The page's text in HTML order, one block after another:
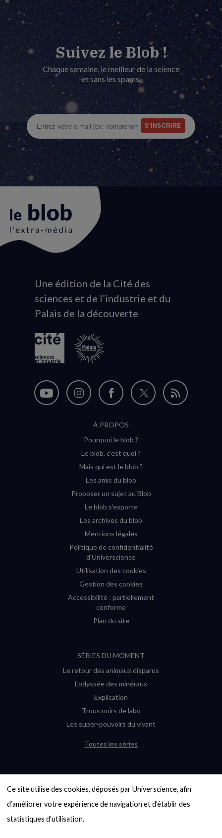
Ce site utilise des cookies, déposés par Universcience, afin
d’améliorer votre expérience de navigation et d’établir des
statistiques d’utilisation.
Suivez le Blob !
Chaque semaine, le meilleur de la science
et sans les spams.
Animation
du
logo
Une édition de la Cité des
sciences et de l’industrie et du
Palais de la découverte
Nous
Nous
Instagram
(nouvelle
Nous
sur
Facebook
(nouvelle
Nous
Flux
À PROPOS
Pourquoi le blob ?
Le blob, c'est quoi ?
Mais qui est le blob ?
Les amis du blob
Proposer un sujet au Blob
Le blob s'exporte
Les archives du blob
Mentions légales
Politique de confidentialité
d'Universcience
Utilisation des cookies
Gestion des cookies
Accessibilité : partiellement
conforme
Plan du site
SÉRIES DU MOMENT
Le retour des animaux disparus
L’odyssée des minéraux
Explication
Trous noirs de labo
Les super-pouvoirs du vivant
Toutes les séries
6000 exoplanètes, et pas de « Terre »
en vue ?
Quel avenir pour les cryptos ?